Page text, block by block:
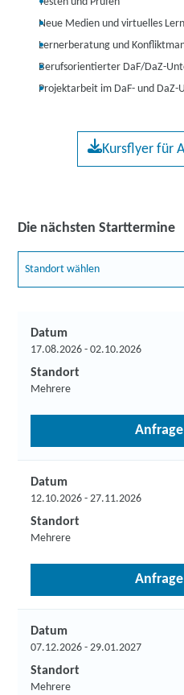
Neue Medien und virtuelles
Lernerberatung und
Berufsorientierter DaF/DaZ-
Projektarbeit im DaF- und
Kursflyer für
Die nächsten Starttermine
Standort wählen
Datum
17.08.2026 - 02.10.2026
Standort
Mehrere
Datum
12.10.2026 - 27.11.2026
Standort
Mehrere
Datum
07.12.2026 - 29.01.2027
Standort
Mehrere